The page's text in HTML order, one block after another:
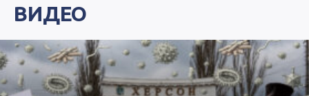
ВИДЕО